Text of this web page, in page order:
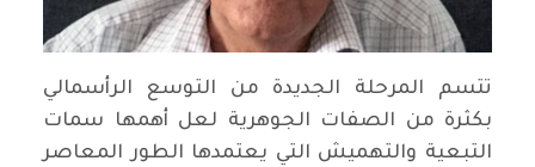
تتسم المرحلة الجديدة من التوسع الرأسمالي
بكثرة من الصفات الجوهرية لعل أهمها سمات
التبعية والتهميش التي يعتمدها الطور المعاصر